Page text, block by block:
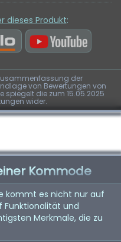
dieses Produkt:
der
von Bewertungen von
spiegelt die zum 15.05.2025
wider.
Kommode
kommt es nicht nur auf
Funktionalität und
Merkmale, die zu